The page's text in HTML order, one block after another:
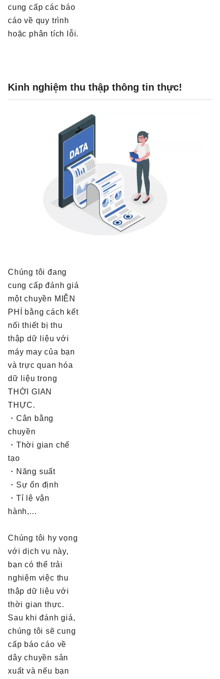
cung cấp các báo
cáo về quy trình
hoặc phân tích lỗi.
Kinh nghiệm thu thập thông tin thực!
Chúng tôi đang
cung cấp đánh giá
một chuyền MIỄN
PHÍ bằng cách kết
nối thiết bị thu
thập dữ liệu với
máy may của bạn
và trực quan hóa
dữ liệu trong
THỜI GIAN
THỰC.
・Cân bằng
chuyền
・Thời gian chế
tạo
・Năng suất
・Sự ổn định
・Tỉ lệ vận
hành,...
Chúng tôi hy vọng
với dịch vụ này,
bạn có thể trải
nghiệm việc thu
thập dữ liệu với
thời gian thực.
Sau khi đánh giá,
chúng tôi sẽ cung
cấp báo cáo về
dây chuyền sản
xuất và nếu bạn